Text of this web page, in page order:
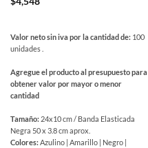
Valor neto sin iva por la cantidad de: 100
unidades .
Agregue el producto al presupuesto para
obtener valor por mayor o menor
cantidad
Tamaño: 24x10 cm / Banda Elasticada
Negra 50 x 3.8 cm aprox.
Colores: Azulino | Amarillo | Negro |